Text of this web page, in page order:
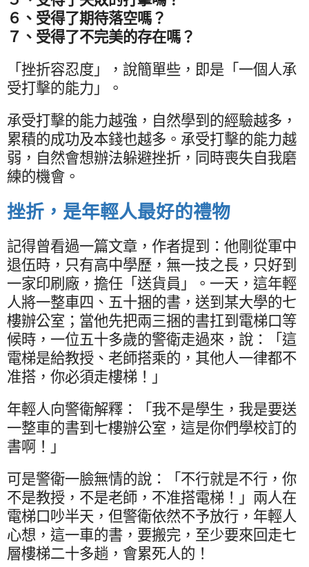
６、受得了期待落空嗎？
７、受得了不完美的存在嗎？
「挫折容忍度」，說簡單些，即是「一個人承
受打擊的能力」。
承受打擊的能力越強，自然學到的經驗越多，
累積的成功及本錢也越多。承受打擊的能力越
弱，自然會想辦法躲避挫折，同時喪失自我磨
練的機會。
挫折，是年輕人最好的禮物
記得曾看過一篇文章，作者提到：他剛從軍中
退伍時，只有高中學歷，無一技之長，只好到
一家印刷廠，擔任「送貨員」。一天，這年輕
人將一整車四、五十捆的書，送到某大學的七
樓辦公室；當他先把兩三捆的書扛到電梯口等
候時，一位五十多歲的警衛走過來，說：「這
電梯是給教授、老師搭乘的，其他人一律都不
准搭，你必須走樓梯！」
年輕人向警衛解釋：「我不是學生，我是要送
一整車的書到七樓辦公室，這是你們學校訂的
書啊！」
可是警衛一臉無情的說：「不行就是不行，你
不是教授，不是老師，不准搭電梯！」兩人在
電梯口吵半天，但警衛依然不予放行，年輕人
心想，這一車的書，要搬完，至少要來回走七
層樓梯二十多趟，會累死人的！